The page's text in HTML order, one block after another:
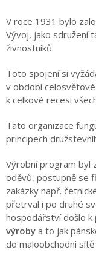
V roce 1931 bylo
Vývoj, jako sdružení
živnostníků.
Toto spojení si
v období
k celkové recesi
Tato organizace
principech
Výrobní program byl
oděvů, postupně se
zakázky např.
přetrval i po druhé
hospodářství došlo
výroby a to jak
do maloobchodní